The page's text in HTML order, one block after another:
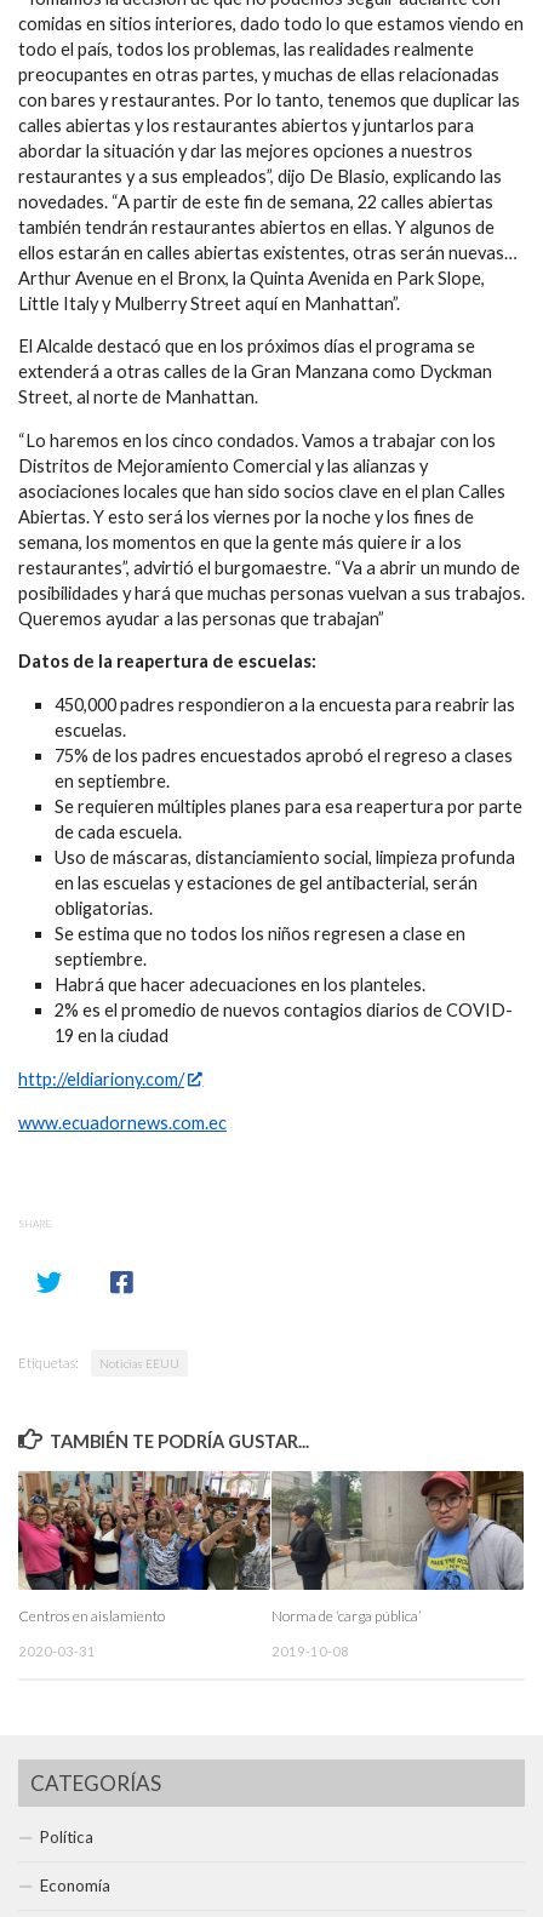
comidas en sitios interiores, dado todo lo que estamos viendo en
todo el país, todos los problemas, las realidades realmente
preocupantes en otras partes, y muchas de ellas relacionadas
con bares y restaurantes. Por lo tanto, tenemos que duplicar las
calles abiertas y los restaurantes abiertos y juntarlos para
abordar la situación y dar las mejores opciones a nuestros
restaurantes y a sus empleados”, dijo De Blasio, explicando las
novedades. “A partir de este fin de semana, 22 calles abiertas
también tendrán restaurantes abiertos en ellas. Y algunos de
ellos estarán en calles abiertas existentes, otras serán nuevas…
Arthur Avenue en el Bronx, la Quinta Avenida en Park Slope,
Little Italy y Mulberry Street aquí en Manhattan”.
El Alcalde destacó que en los próximos días el programa se
extenderá a otras calles de la Gran Manzana como Dyckman
Street, al norte de Manhattan.
“Lo haremos en los cinco condados. Vamos a trabajar con los
Distritos de Mejoramiento Comercial y las alianzas y
asociaciones locales que han sido socios clave en el plan Calles
Abiertas. Y esto será los viernes por la noche y los fines de
semana, los momentos en que la gente más quiere ir a los
restaurantes”, advirtió el burgomaestre. “Va a abrir un mundo de
posibilidades y hará que muchas personas vuelvan a sus trabajos.
Queremos ayudar a las personas que trabajan”
Datos de la reapertura de escuelas:
450,000 padres respondieron a la encuesta para reabrir las
escuelas.
75% de los padres encuestados aprobó el regreso a clases
en septiembre.
Se requieren múltiples planes para esa reapertura por parte
de cada escuela.
Uso de máscaras, distanciamiento social, limpieza profunda
en las escuelas y estaciones de gel antibacterial, serán
obligatorias.
Se estima que no todos los niños regresen a clase en
septiembre.
Habrá que hacer adecuaciones en los planteles.
2% es el promedio de nuevos contagios diarios de COVID-
19 en la ciudad
http://eldiariony.com/
www.ecuadornews.com.ec
SHARE
Etiquetas: Noticias EEUU
TAMBIÉN TE PODRÍA GUSTAR...
Centros en aislamiento
2020-03-31
Norma de ‘carga pública’
2019-10-08
CATEGORÍAS
Política
Economía